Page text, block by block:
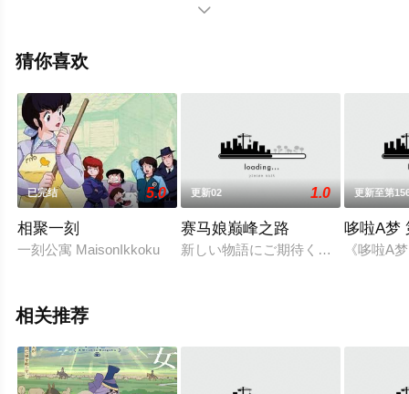
侑里,橘杏咲,下野纮,小林千晃,千叶翔也,榎木淳弥,武内骏辅
删减完整版动漫全集就上天堂电影网，更多相关信息可移

猜你喜欢
已完结 5.0
相聚一刻
一刻公寓 MaisonIkkoku
更新02 1.0
赛马娘巅峰之路
新しい物語にご期待ください！
更新至第
哆啦A梦
《哆啦A
相关推荐